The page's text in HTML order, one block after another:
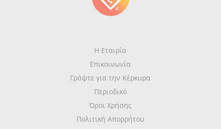
Η Εταιρία
Επικοινωνία
Γράψτε για την Κέρκυρα
Περιοδικό
Όροι Χρήσης
Πολιτική Απορρήτου